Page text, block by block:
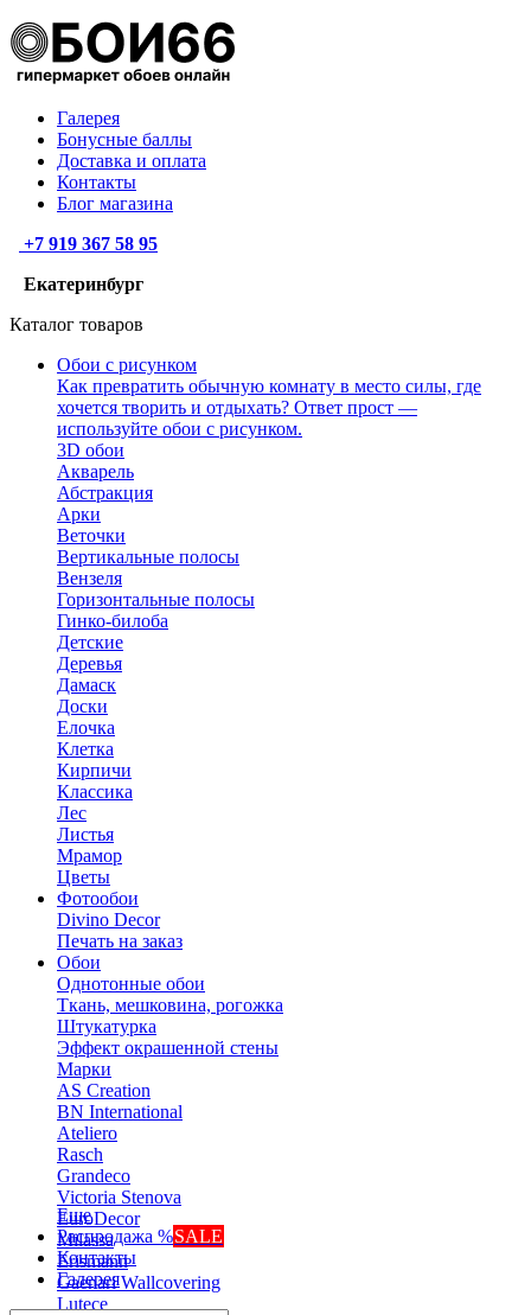
Галерея
Бонусные баллы
Доставка и оплата
Контакты
Блог магазина
+7 919 367 58 95
Екатеринбург
Каталог товаров
Обои с рисунком
Как превратить обычную комнату в место силы, где
хочется творить и отдыхать? Ответ прост —
используйте обои с рисунком.
3D обои
Акварель
Абстракция
Арки
Веточки
Вертикальные полосы
Вензеля
Горизонтальные полосы
Гинко-билоба
Детские
Деревья
Дамаск
Доски
Елочка
Клетка
Кирпичи
Классика
Лес
Листья
Мрамор
Цветы
Фотообои
Divino Decor
Печать на заказ
Обои
Однотонные обои
Ткань, мешковина, рогожка
Штукатурка
Эффект окрашенной стены
Марки
AS Creation
BN International
Ateliero
Rasch
Grandeco
Victoria Stenova
EuroDecor
Milassa
Erismann
Gaenari Wallcovering
Lutece
Еще
Распродажа %SALE
Контакты
Галерея